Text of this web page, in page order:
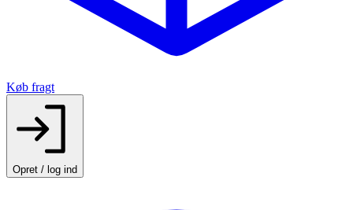
Køb fragt
Opret / log ind